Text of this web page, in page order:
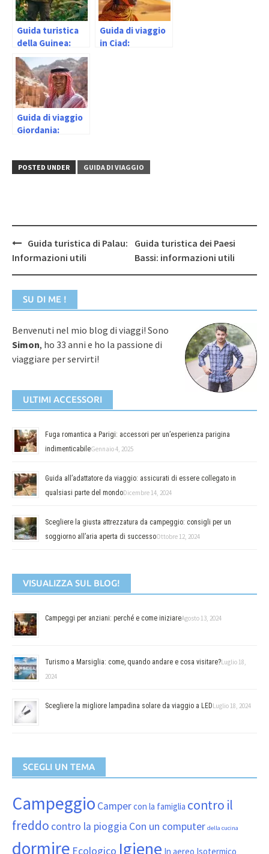
Guida turistica
della Guinea:
informazioni
utili
Guida di viaggio
in Ciad:
Guida di viaggio
Giordania:
POSTED UNDER GUIDA DI VIAGGIO
Post
navigation
Guida turistica di Palau:
Informazioni utili
Guida turistica dei Paesi
Bassi: informazioni utili
SU DI ME !
Benvenuti nel mio blog di viaggi! Sono
Simon, ho 33 anni e ho la passione di
viaggiare per servirti!
ULTIMI ACCESSORI
Fuga romantica a Parigi: accessori per un’esperienza parigina
indimenticabileGennaio 4, 2025
Guida all’adattatore da viaggio: assicurati di essere collegato in
qualsiasi parte del mondoDicembre 14, 2024
Scegliere la giusta attrezzatura da campeggio: consigli per un
soggiorno all’aria aperta di successoOttobre 12, 2024
VISUALIZZA SUL BLOG!
Campeggi per anziani: perché e come iniziareAgosto 13, 2024
Turismo a Marsiglia: come, quando andare e cosa visitare?Luglio 18,
2024
Scegliere la migliore lampadina solare da viaggio a LEDLuglio 18, 2024
SCEGLI UN TEMA
Campeggio Campercon la famiglia contro il
freddo contro la pioggia Con un computer della cucina
dormire Ecologico Igiene In aereo Isotermico